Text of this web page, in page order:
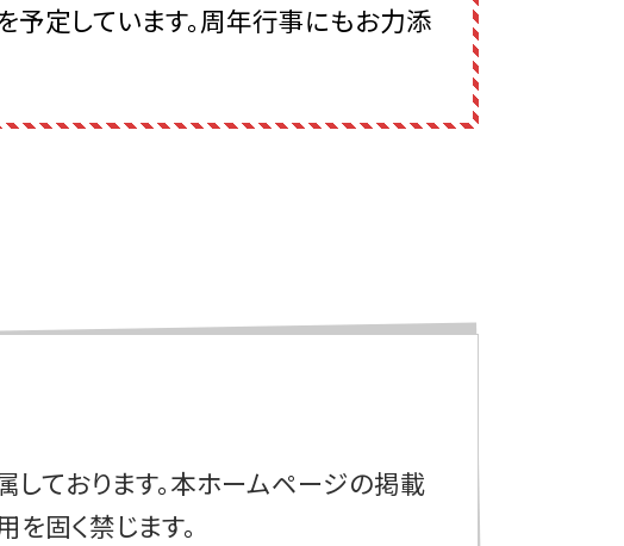
予定しています。周年行事にもお力添
ております。本ホームページの掲載
固く禁じます。